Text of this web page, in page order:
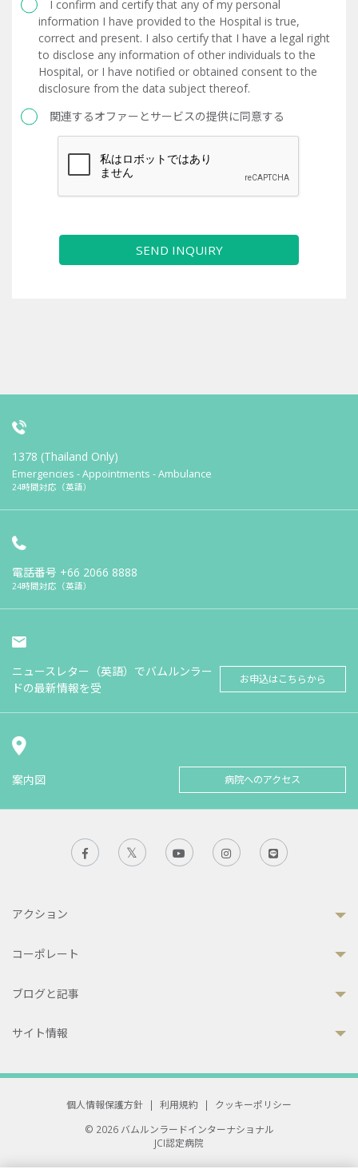
I confirm and certify that any of my personal
information I have provided to the Hospital is true,
correct and present. I also certify that I have a legal right
to disclose any information of other individuals to the
Hospital, or I have notified or obtained consent to the
disclosure from the data subject thereof.
関連するオファーとサービスの提供に同意する
SEND INQUIRY
1378 (Thailand Only)
Emergencies - Appointments - Ambulance
24時間対応（英語）
電話番号 +66 2066 8888
24時間対応（英語）
ニュースレター（英語）でバムルンラー
ドの最新情報を受
お申込はこちらから
案内図 病院へのアクセス
アクション
コーポレート
ブログと記事
サイト情報
個人情報保護方針 | 利用規約 |
クッキーポリシー
© 2026 バムルンラードインターナショナル
JCI認定病院